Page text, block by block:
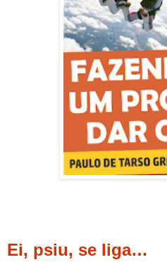
Ei, psiu, se liga…